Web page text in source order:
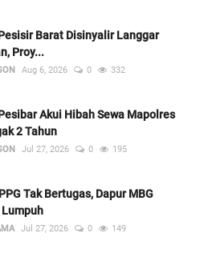
Barat Disinyalir Langgar
Proy...
Aug 6, 2026 0 332
Akui Hibah Sewa Mapolres
2 Tahun
Jul 27, 2026 0 195
Tak Bertugas, Dapur MBG
Jul 27, 2026 0 149